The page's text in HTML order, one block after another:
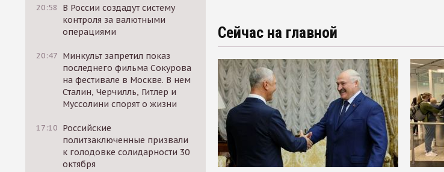
20:58
В России создадут систему
контроля за валютными
операциями
20:47 Минкульт запретил показ
последнего фильма Сокурова
на фестивале в Москве. В нем
Сталин, Черчилль, Гитлер и
Муссолини спорят о жизни
17:10 Российские
политзаключенные призвали
к голодовке солидарности 30
октября
Сейчас на главной